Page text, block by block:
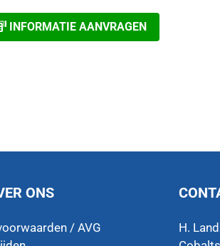
INFORMATIE AANVRAGEN
ONS
/ AVG
H.